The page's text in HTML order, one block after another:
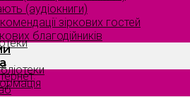
(аудіокниги)
зіркових гостей
благодійників